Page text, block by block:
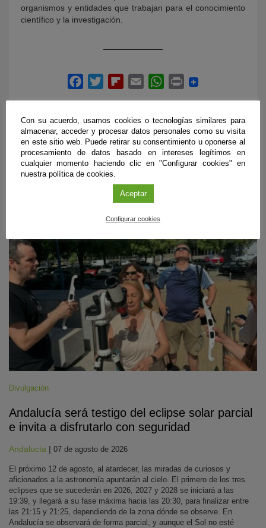
organismos y entidades que trabajan para el conocimiento
científico y la investigación.
ÚLTIMAS PUBLICACIONES
Divulgación
Andalucía será testigo del eclipse solar parcial
e invita a disfrutarlo con seguridad
Andalucía | 07 de agosto de 2026
El próximo 12 de agosto, al atardecer, las miradas de curiosos y
aficionados a la astronomía apuntarán al cielo. El primero de los tres
eclipses que se sucederán en 2026, 2027 y 2028 se iniciará a las
19:39, y llegará a su fase máxima hacia las 20:30, para finalizar entre
las 21:15 y 21:25, dependiendo de la zona dónde se observe. En
Andalucía se observará de forma parcial, y aunque el Sol no esté
Con su acuerdo, usamos cookies o tecnologías similares para
almacenar, acceder y procesar datos personales como su visita
en este sitio web. Puede retirar su consentimiento u oponerse al
procesamiento de datos basado en intereses legítimos en
cualquier momento haciendo clic en "Configurar cookies" en
nuestra política de cookies.
Aceptar
Configurar cookies